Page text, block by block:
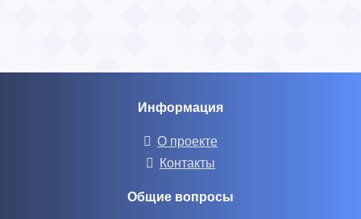
Информация
О проекте
Контакты
Общие вопросы